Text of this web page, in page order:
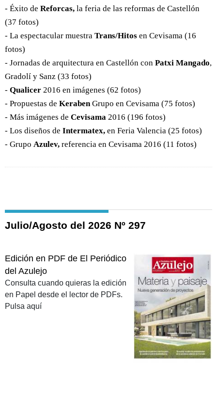
- Éxito de Reforcas, la feria de las reformas de Castellón
(37 fotos)
- La espectacular muestra Trans/Hitos en Cevisama (16
fotos)
- Jornadas de arquitectura en Castellón con Patxi Mangado,
Gradolí y Sanz (33 fotos)
- Qualicer 2016 en imágenes (62 fotos)
- Propuestas de Keraben Grupo en Cevisama (75 fotos)
- Más imágenes de Cevisama 2016 (196 fotos)
- Los diseños de Intermatex, en Feria Valencia (25 fotos)
- Grupo Azulev, referencia en Cevisama 2016 (11 fotos)
Julio/Agosto del 2026 Nº 297
Edición en PDF de El Periódico
del Azulejo
Consulta cuando quieras la edición
en Papel desde el lector de PDFs.
Pulsa aquí